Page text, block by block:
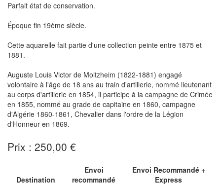
Parfait état de conservation.
Époque fin 19ème siècle.
Cette aquarelle fait partie d'une collection peinte entre 1875 et
1881.
Auguste Louis Victor de Moltzheim (1822-1881) engagé
volontaire à l'âge de 18 ans au train d'artillerie, nommé lieutenant
au corps d'artillerie en 1854, il participe à la campagne de Crimée
en 1855, nommé au grade de capitaine en 1860, campagne
d'Algérie 1860-1861, Chevalier dans l'ordre de la Légion
d'Honneur en 1869.
Prix : 250,00 €
Destination
Envoi
recommandé
Envoi Recommandé +
Express